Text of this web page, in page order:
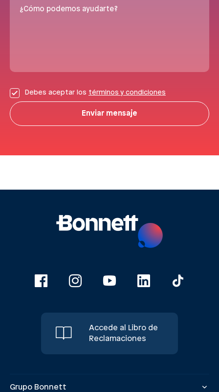
¿Cómo podemos ayudarte?
Debes aceptar los términos y condiciones
Enviar mensaje
Accede al Libro de
Reclamaciones
Grupo Bonnett